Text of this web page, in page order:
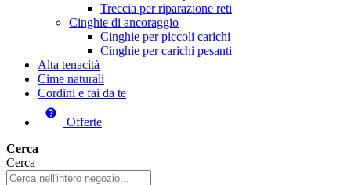
Treccia per riparazione reti
Cinghie di ancoraggio
Cinghie per piccoli carichi
Cinghie per carichi pesanti
Alta tenacità
Cime naturali
Cordini e fai da te
Offerte
Cerca
Cerca